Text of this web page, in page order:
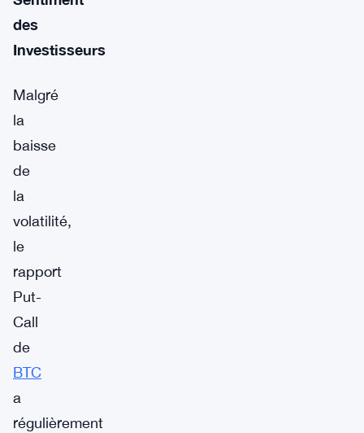
des
Investisseurs
Malgré
la
baisse
de
la
volatilité,
le
rapport
Put-
Call
de
BTC
a
régulièrement